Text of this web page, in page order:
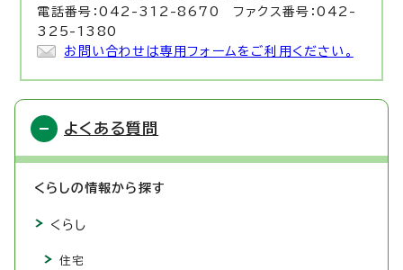
電話番号：042-312-8670 ファクス番号：042-
325-1380
お問い合わせは専用フォームをご利用ください。
よくある質問
くらしの情報から探す
くらし
住宅